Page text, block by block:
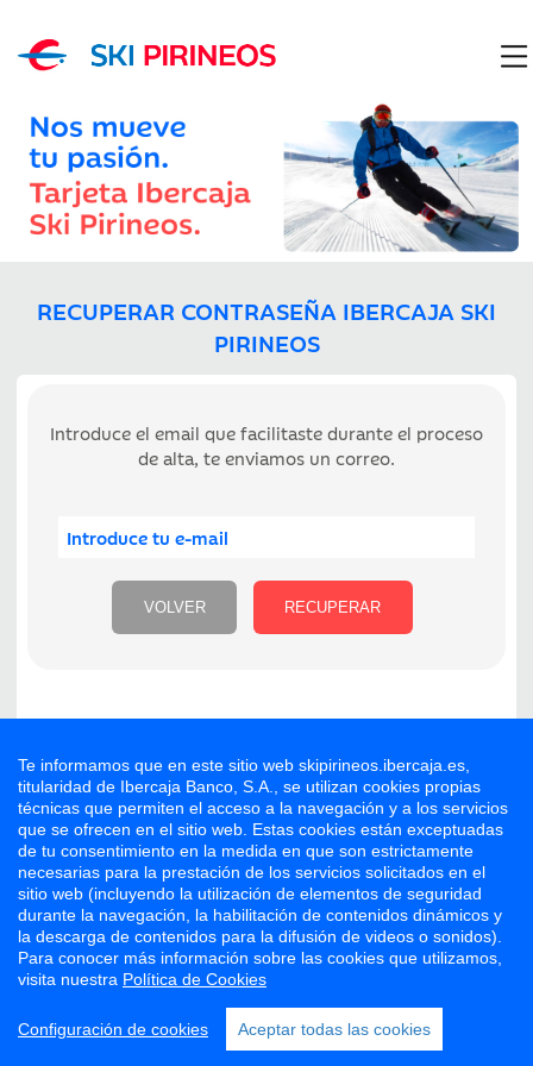
RECUPERAR CONTRASEÑA IBERCAJA SKI
PIRINEOS
Introduce el email que facilitaste durante el proceso
de alta, te enviamos un correo.
CONDICIONES DE USO-COOKIES
Tecnología Vippay SkiWebdreams © 2026
Te informamos que en este sitio web skipirineos.ibercaja.es,
titularidad de Ibercaja Banco, S.A., se utilizan cookies propias
técnicas que permiten el acceso a la navegación y a los servicios
que se ofrecen en el sitio web. Estas cookies están exceptuadas
de tu consentimiento en la medida en que son estrictamente
necesarias para la prestación de los servicios solicitados en el
sitio web (incluyendo la utilización de elementos de seguridad
durante la navegación, la habilitación de contenidos dinámicos y
la descarga de contenidos para la difusión de videos o sonidos).
Para conocer más información sobre las cookies que utilizamos,
visita nuestra Política de Cookies
Configuración de cookies Aceptar todas las cookies